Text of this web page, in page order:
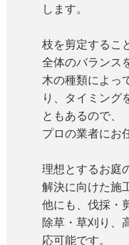
します。
枝を剪定するこ
全体のバランス
木の種類によっ
り、タイミング
ともあるので、
プロの業者にお
理想とするお庭
解決に向けた施
他にも、伐採・
除草・草刈り、
応可能です。